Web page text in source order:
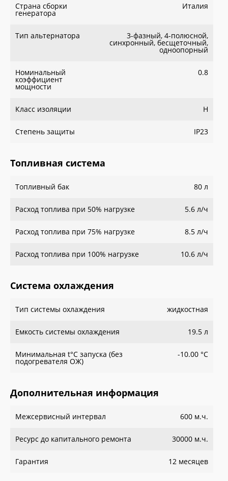
Страна сборки
генератора
Италия
Тип альтернатора 3-фазный, 4-полюсной,
синхронный, бесщеточный,
одноопорный
Номинальный
коэффициент
мощности
0.8
Класс изоляции H
Степень защиты IP23
Топливная система
Топливный бак 80 л
Расход топлива при 50% нагрузке 5.6 л/ч
Расход топлива при 75% нагрузке 8.5 л/ч
Расход топлива при 100% нагрузке 10.6 л/ч
Система охлаждения
Тип системы охлаждения жидкостная
Емкость системы охлаждения 19.5 л
Минимальная t°С запуска (без
подогревателя ОЖ)
-10.00 °С
Дополнительная информация
Межсервисный интервал 600 м.ч.
Ресурс до капитального ремонта 30000 м.ч.
Гарантия 12 месяцев